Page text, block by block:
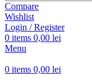
Compare
Wishlist
Login / Register
0 items 0,00 lei
Menu
0 items 0,00 lei